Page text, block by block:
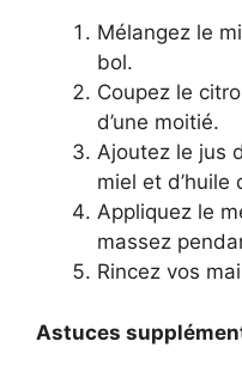
Mélangez le
bol.
Coupez le
d’une moitié.
Ajoutez le jus
miel et d’huile
Appliquez le
massez
Rincez vos
Astuces